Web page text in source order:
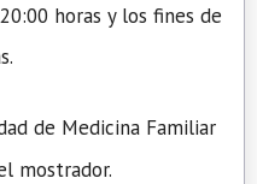
horas y los fines de
de Medicina Familiar
mostrador.